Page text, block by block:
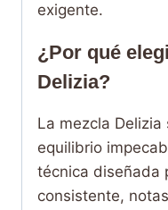
exigente.
¿Por qué
Delizia?
La mezcla
equilibrio
técnica diseñada
consistente,